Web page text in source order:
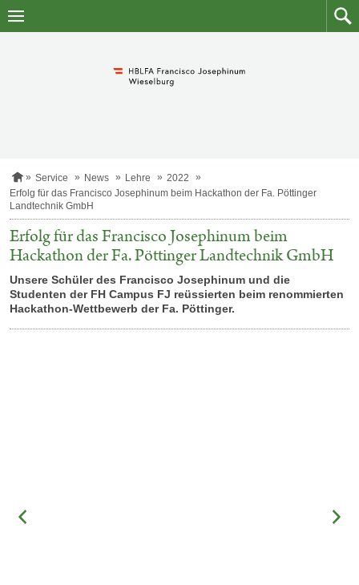
Zum
Zum
S
t
a
t
s
e
t
e
Service News Lehre
2022
Erfolg für das Francisco Josephinum beim Hackathon der Fa. Pöttinger
Landtechnik GmbH
Erfolg für das Francisco Josephinum beim
Hackathon der Fa. Pöttinger Landtechnik GmbH
Unsere Schüler des Francisco Josephinum und die
Studenten der FH Campus FJ reüssierten beim renommierten
Hackathon-Wettbewerb der Fa. Pöttinger.